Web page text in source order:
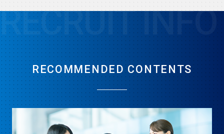
INFO
RECOMMENDED CONTENTS